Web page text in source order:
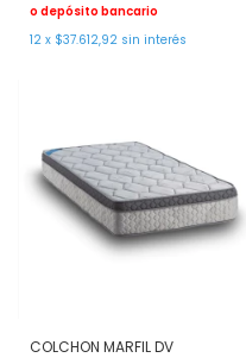
o depósito bancario
12 x $37.612,92 sin interés
COLCHON MARFIL DV